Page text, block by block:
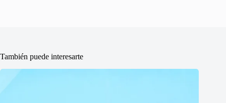
También puede interesarte